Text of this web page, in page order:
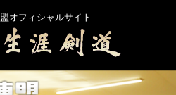
オフィシャルサイト